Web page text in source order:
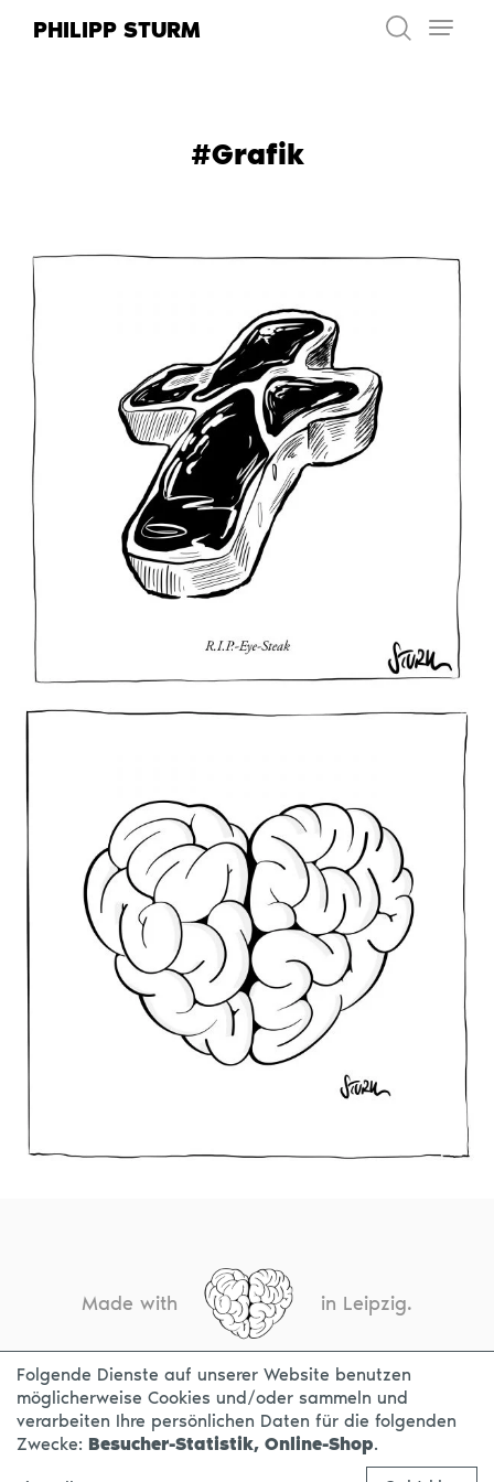
InhaltPHILIPP STURM
#Grafik
Made with in Leipzig.
KONTAKT IMPRESSUM DATENSCHUTZ
Folgende Dienste auf unserer Website benutzen
möglicherweise Cookies und/oder sammeln und
verarbeiten Ihre persönlichen Daten für die folgenden
Zwecke: Besucher-Statistik, Online-Shop.